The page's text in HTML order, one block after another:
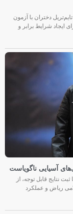
دختران با آزمون
شرایط برابر و
نتایج قابل توجه، از
ریاض و عملکرد